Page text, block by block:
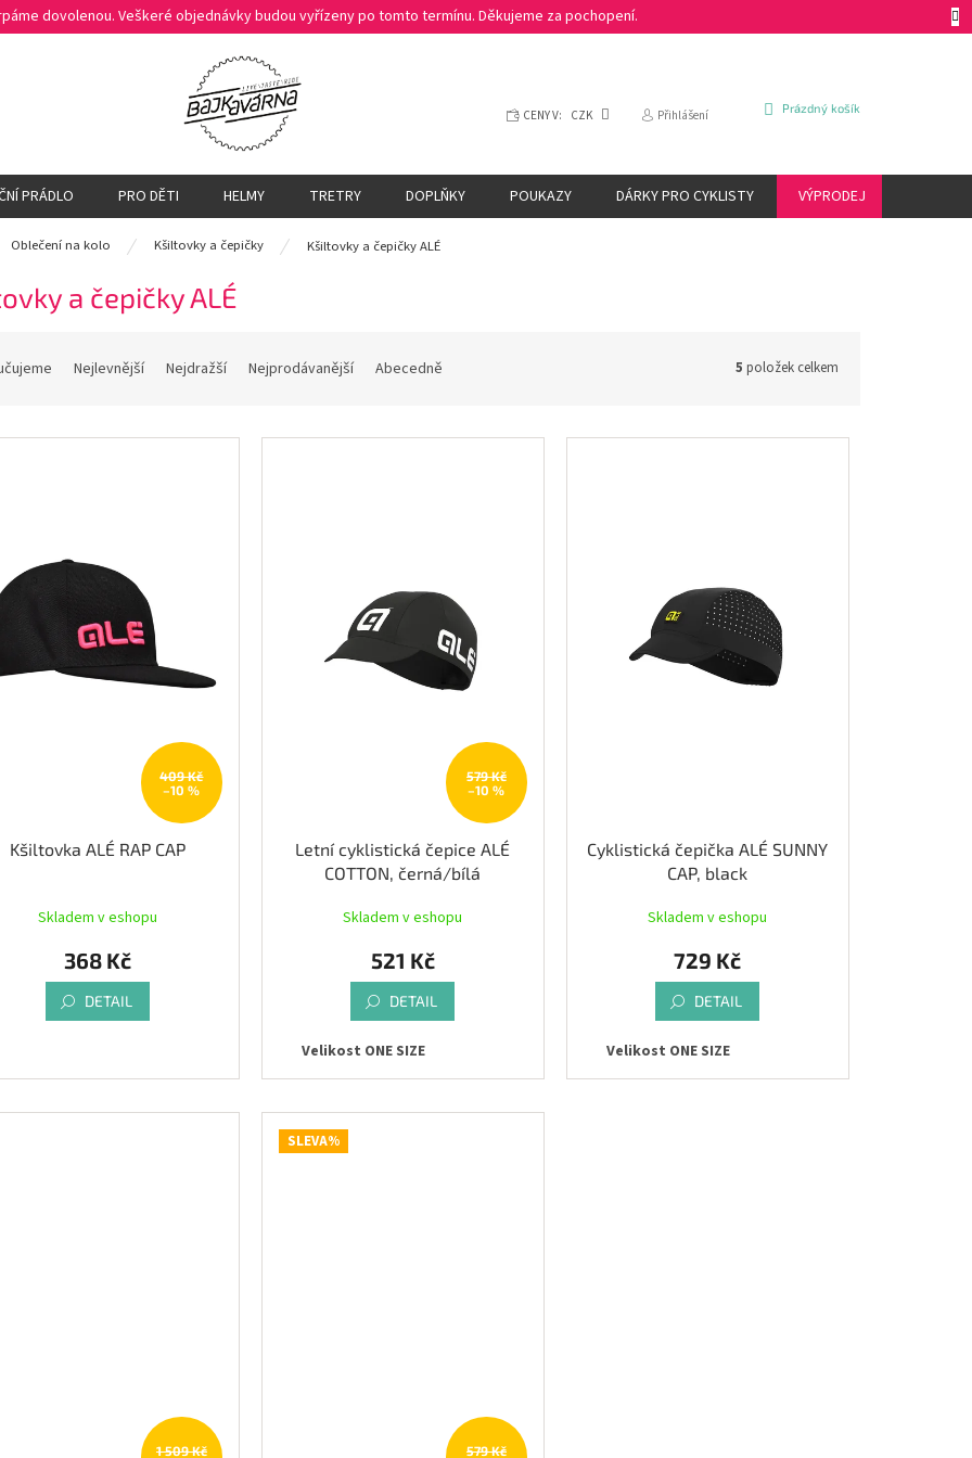
dovolenou. Veškeré objednávky budou vyřízeny po tomto termínu. Děkujeme za pochopení.
CENY V: CZK Přihlášení
NÁKUPNÍ
Prázdný košík
PRÁDLO PRO DĚTI HELMY TRETRY DOPLŇKY POUKAZY DÁRKY PRO CYKLISTY VÝPRODEJ
Oblečení na kolo Kšiltovky a čepičky Kšiltovky a čepičky ALÉ
a čepičky ALÉ
Nejlevnější Nejdražší Nejprodávanější Abecedně 5 položek celkem
409 Kč
–10 %
Kšiltovka ALÉ RAP CAP
Skladem v eshopu
368 Kč
DETAIL
579 Kč
–10 %
Letní cyklistická čepice ALÉ
COTTON, černá/bílá
Skladem v eshopu
521 Kč
DETAIL
Velikost ONE SIZE
Cyklistická čepička ALÉ SUNNY
CAP, black
Skladem v eshopu
729 Kč
DETAIL
Velikost ONE SIZE
1 509 Kč
SLEVA%
579 Kč